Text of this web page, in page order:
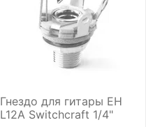
Гнездо для гитары ЕН
L12A Switchcraft 1/4"